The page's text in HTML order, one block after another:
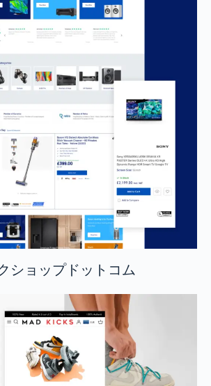
ショップドットコム